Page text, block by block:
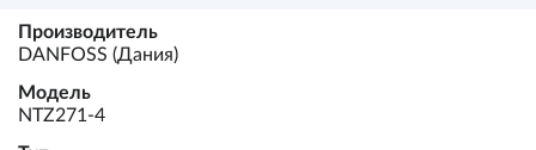
Производитель
DANFOSS (Дания)
Модель
NTZ271-4